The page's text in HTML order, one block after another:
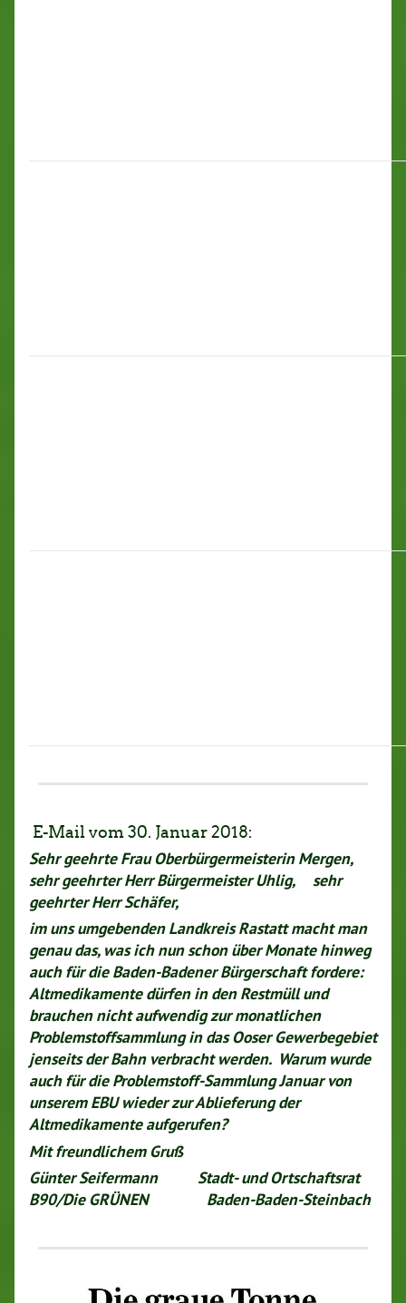
E-Mail vom 30. Januar 2018:
Sehr geehrte Frau Oberbürgermeisterin Mergen,
sehr geehrter Herr Bürgermeister Uhlig, sehr
geehrter Herr Schäfer,
im uns umgebenden Landkreis Rastatt macht man
genau das, was ich nun schon über Monate hinweg
auch für die Baden-Badener Bürgerschaft fordere:
Altmedikamente dürfen in den Restmüll und
brauchen nicht aufwendig zur monatlichen
Problemstoffsammlung in das Ooser Gewerbegebiet
jenseits der Bahn verbracht werden. Warum wurde
auch für die Problemstoff-Sammlung Januar von
unserem EBU wieder zur Ablieferung der
Altmedikamente aufgerufen?
Mit freundlichem Gruß
Günter Seifermann Stadt- und Ortschaftsrat
B90/Die GRÜNEN Baden-Baden-Steinbach